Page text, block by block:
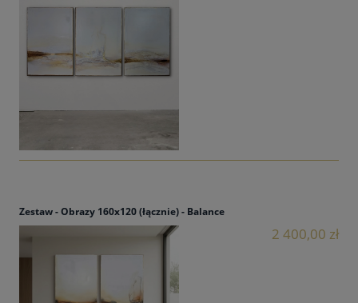
Zestaw - Obrazy 160x120 (łącznie) - Balance
2 400,00 zł